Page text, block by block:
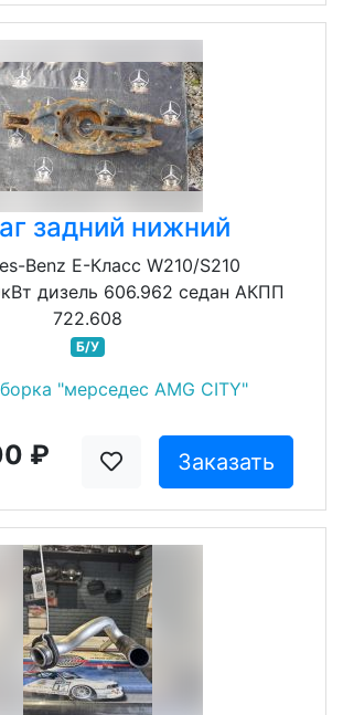
задний нижний
Benz E-Класс W210/S210
дизель 606.962 седан АКПП
722.608
Б/У
"мерседес AMG CITY"
₽ Заказать